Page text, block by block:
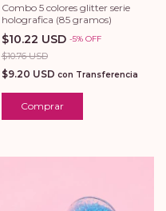
Combo 5 colores glitter serie
holografica (85 gramos)
$10.22 USD -5% OFF
$10.76 USD
$9.20 USD con Transferencia